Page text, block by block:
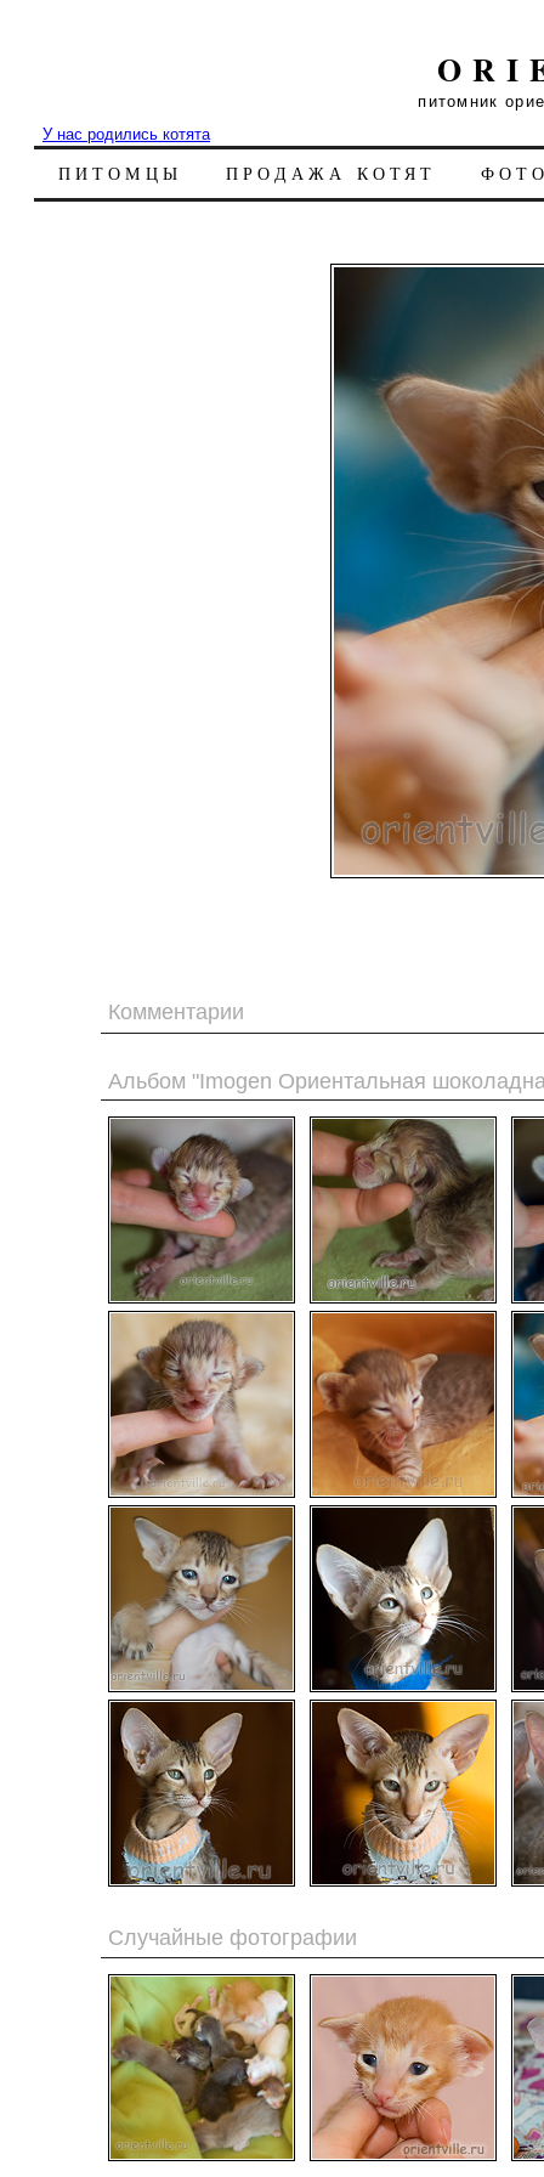
питомник
У нас родились котята
ПИТОМЦЫ ПРОДАЖА КОТЯТ
Комментарии
Альбом "Imogen Ориентальная
Случайные фотографии